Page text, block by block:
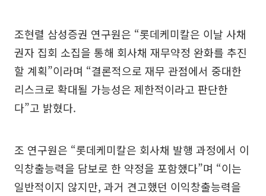
조현렬 삼성증권 연구원은 “롯데케미칼은 이날 사채
권자 집회 소집을 통해 회사채 재무약정 완화를 추진
할 계획”이라며 “결론적으로 재무 관점에서 중대한
리스크로 확대될 가능성은 제한적이라고 판단한
다”고 밝혔다.
조 연구원은 “롯데케미칼은 회사채 발행 과정에서 이
익창출능력을 담보로 한 약정을 포함했다”며 “이는
일반적이지 않지만, 과거 견고했던 이익창출능력을